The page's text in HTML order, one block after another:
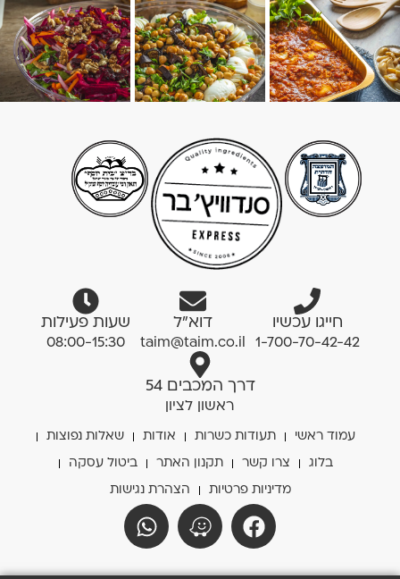
חייגו עכשיו
1-700-70-42-42
דוא”ל
taim@taim.co.il
שעות פעילות
08:00-15:30
דרך המכבים 54
ראשון לציון
עמוד ראשי תעודות כשרות אודות שאלות נפוצות
בלוג צרו קשר תקנון האתר ביטול עסקה
מדיניות פרטיות הצהרת נגישות